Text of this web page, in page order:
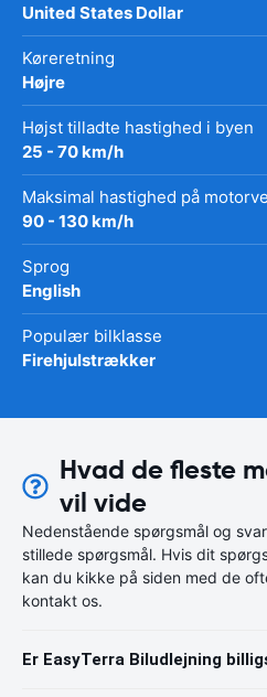
United States Dollar
Køreretning
Højre
Højst tilladte hastighed i byen
25 - 70 km/h
Maksimal hastighed på
90 - 130 km/h
Sprog
English
Populær bilklasse
Firehjulstrækker
Hvad de fleste
vil vide
Nedenstående spørgsmål og
stillede spørgsmål. Hvis dit
kan du kikke på siden med de
kontakt os.
Er EasyTerra Biludlejning